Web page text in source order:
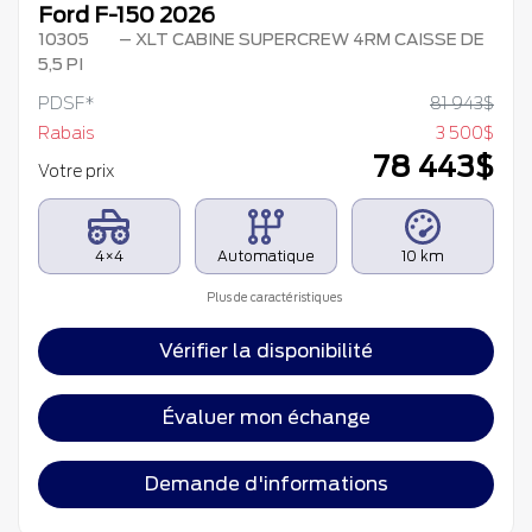
Ford F-150 2026
10305
– XLT CABINE SUPERCREW 4RM CAISSE DE
5,5 PI
PDSF* 81 943$
Rabais
3 500$
Votre prix
78 443$
4×4 Automatique 10 km
Plus de caractéristiques
Vérifier la disponibilité
Évaluer mon échange
Demande d'informations